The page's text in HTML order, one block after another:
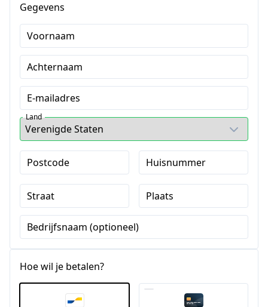
Gegevens
Voornaam
Achternaam
E-mailadres
Land
Postcode Huisnummer
Straat Plaats
Bedrijfsnaam (optioneel)
Hoe wil je betalen?